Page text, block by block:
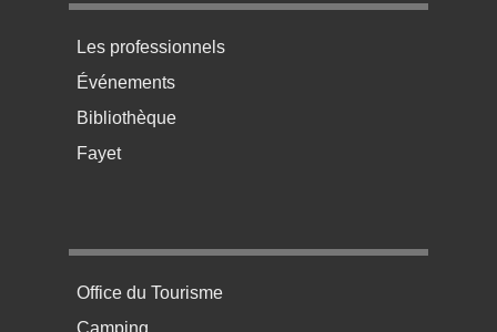
Menu pratique bas de page 3
Les professionnels
Événements
Bibliothèque
Fayet
Menu pratique bas de page 4
Office du Tourisme
Camping